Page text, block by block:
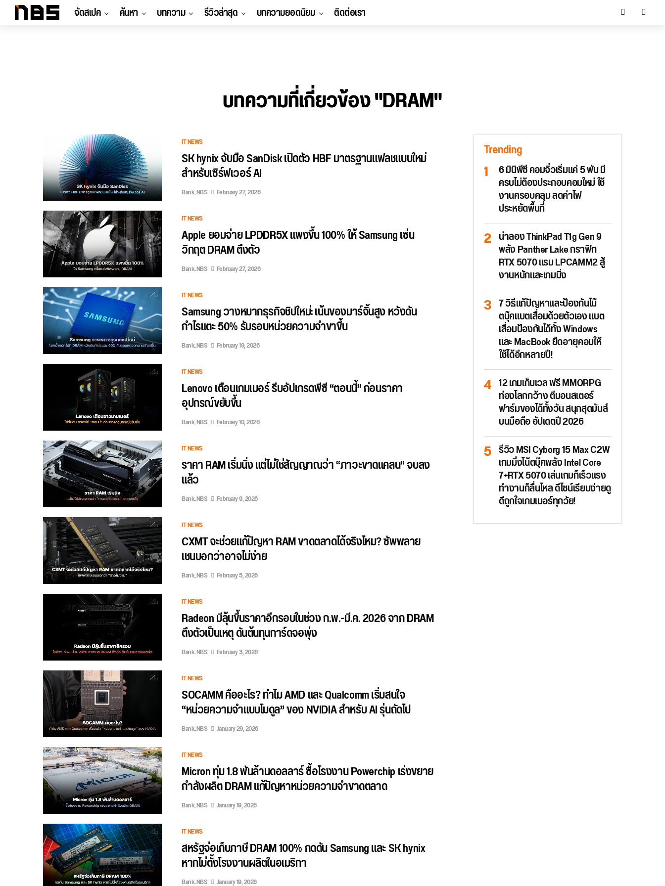
จัดสเปค ค้นหา บทความ รีวิวล่าสุด บทความยอดนิยม ติดต่อเรา
บทความที่เกี่ยวข้อง "DRAM"
IT NEWS
SK hynix จับมือ SanDisk เปิดตัว HBF มาตรฐานแฟลชแบบใหม่
สำหรับเซิร์ฟเวอร์ AI
Bank_NBS February 27, 2026
IT NEWS
Apple ยอมจ่าย LPDDR5X แพงขึ้น 100% ให้ Samsung เซ่น
วิกฤต DRAM ตึงตัว
Bank_NBS February 27, 2026
IT NEWS
Samsung วางหมากธุรกิจชิปใหม่: เน้นของมาร์จิ้นสูง หวังดัน
กำไรแตะ 50% รับรอบหน่วยความจำขาขึ้น
Bank_NBS February 19, 2026
IT NEWS
Lenovo เตือนเกมเมอร์ รีบอัปเกรดพีซี “ตอนนี้” ก่อนราคา
อุปกรณ์ขยับขึ้น
Bank_NBS February 10, 2026
IT NEWS
ราคา RAM เริ่มนิ่ง แต่ไม่ใช่สัญญาณว่า “ภาวะขาดแคลน” จบลง
แล้ว
Bank_NBS February 9, 2026
IT NEWS
CXMT จะช่วยแก้ปัญหา RAM ขาดตลาดได้จริงไหม? ซัพพลาย
เชนบอกว่าอาจไม่ง่าย
Bank_NBS February 5, 2026
IT NEWS
Radeon มีลุ้นขึ้นราคาอีกรอบในช่วง ก.พ.-มี.ค. 2026 จาก DRAM
ตึงตัวเป็นเหตุ ดันต้นทุนการ์ดจอพุ่ง
Bank_NBS February 3, 2026
IT NEWS
SOCAMM คืออะไร? ทำไม AMD และ Qualcomm เริ่มสนใจ
“หน่วยความจำแบบโมดูล” ของ NVIDIA สำหรับ AI รุ่นถัดไป
Bank_NBS January 29, 2026
IT NEWS
Micron ทุ่ม 1.8 พันล้านดอลลาร์ ซื้อโรงงาน Powerchip เร่งขยาย
กำลังผลิต DRAM แก้ปัญหาหน่วยความจำขาดตลาด
Bank_NBS January 19, 2026
IT NEWS
สหรัฐจ่อเก็บภาษี DRAM 100% กดดัน Samsung และ SK hynix
หากไม่ตั้งโรงงานผลิตในอเมริกา
Bank_NBS January 19, 2026
Trending
6 มินิพีซี คอมจิ๋วเริ่มแค่ 5 พัน มี
ครบไม่ต้องประกอบคอมใหม่ ใช้
งานครอบคลุม ลดค่าไฟ
ประหยัดพื้นที่
น่าลอง ThinkPad T1g Gen 9
พลัง Panther Lake กราฟิก
RTX 5070 แรม LPCAMM2 สู้
งานหนักและเกมมิ่ง
7 วิธีแก้ปัญหาและป้องกันโน๊
ตบุ๊คแบตเสื่อมด้วยตัวเอง แบต
เสื่อมป้องกันได้ทั้ง Windows
และ MacBook ยืดอายุคอมให้
ใช้ได้อีกหลายปี!
12 เกมเก็บเวล ฟรี MMORPG
ท่องโลกกว้าง ตีมอนสเตอร์
ฟาร์มของได้ทั้งวัน สนุกสุดมันส์
บนมือถือ อัปเดตปี 2026
รีวิว MSI Cyborg 15 Max C2W
เกมมิ่งโน้ตบุ๊คพลัง Intel Core
7+RTX 5070 เล่นเกมก็เร็วแรง
ทำงานก็ลื่นไหล ดีไซน์เรียบง่ายดู
ดีถูกใจเกมเมอร์ทุกวัย!